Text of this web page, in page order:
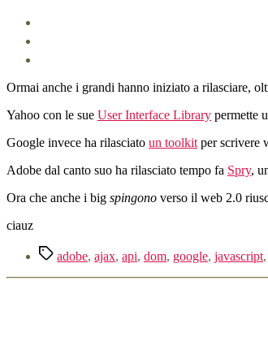
Ormai anche i grandi hanno iniziato a rilasciare,
Yahoo con le sue User Interface Library permette
Google invece ha rilasciato un toolkit per scrivere
Adobe dal canto suo ha rilasciato tempo fa Spry,
Ora che anche i big spingono verso il web 2.0
ciauz
Tag adobe, ajax, api, dom, google, javascript,